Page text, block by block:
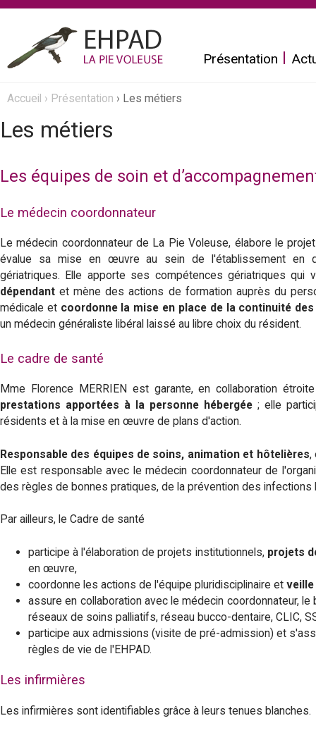
au
contenu
E
h
d
L
a
P
i
e
v
o
l
e
u
s
V
i
Présentation
êtes
Accueil › Présentation › Les métiers
Les métiers
Les équipes de soin et
Le médecin coordonnateur
Le médecin coordonnateur de La Pie Voleuse, élabore le
évalue sa mise en œuvre au sein de l'établissement en
gériatriques. Elle apporte ses compétences gériatriques qui
dépendantet mène des actions de formation auprès du
médicale et coordonne la mise en place de la continuité
un médecin généraliste libéral laissé au libre choix du résident.
Le cadre de santé
Mme Florence MERRIEN est garante, en collaboration
prestations apportées à la personne hébergée ; elle
résidents et à la mise en œuvre de plans d'action.
Responsable des équipes de soins, animation et hôtelières,
Elle est responsable avec le médecin coordonnateur de
des règles de bonnes pratiques, de la prévention des infections
Par ailleurs, le Cadre de santé
participe à l'élaboration de projets institutionnels, projets
en œuvre,
coordonne les actions de l'équipe pluridisciplinaire et
assure en collaboration avec le médecin coordonnateur,
réseaux de soins palliatifs, réseau bucco-dentaire, CLIC,
participe aux admissions (visite de pré-admission) et
règles de vie de l'EHPAD.
Les infirmières
Les infirmières sont identifiables grâce à leurs tenues blanches.